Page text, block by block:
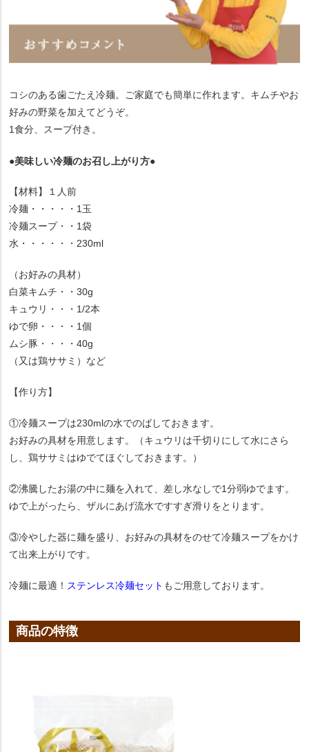
コシのある歯ごたえ冷麺。ご家庭でも簡単に作れます。キムチやお
好みの野菜を加えてどうぞ。
1食分、スープ付き。
●美味しい冷麺のお召し上がり方●
【材料】１人前
冷麺・・・・・1玉
冷麺スープ・・1袋
水・・・・・・230ml
（お好みの具材）
白菜キムチ・・30g
キュウリ・・・1/2本
ゆで卵・・・・1個
ムシ豚・・・・40g
（又は鶏ササミ）など
【作り方】
①冷麺スープは230mlの水でのばしておきます。
お好みの具材を用意します。（キュウリは千切りにして水にさら
し、鶏ササミはゆでてほぐしておきます。）
②沸騰したお湯の中に麺を入れて、差し水なしで1分弱ゆでます。
ゆで上がったら、ザルにあげ流水ですすぎ滑りをとります。
③冷やした器に麺を盛り、お好みの具材をのせて冷麺スープをかけ
て出来上がりです。
冷麺に最適！ ステンレス冷麺セット もご用意しております。
商品の特徴